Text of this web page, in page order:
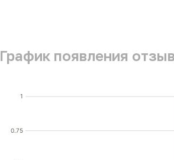
График появления
0.75
1